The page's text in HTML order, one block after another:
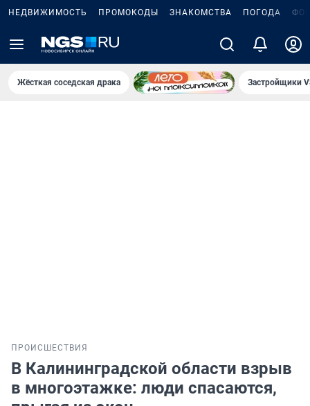
НЕДВИЖИМОСТЬ ПРОМОКОДЫ ЗНАКОМСТВА ПОГОДА
Жёсткая соседская драка Застройщики
ПРОИСШЕСТВИЯ
В Калининградской области взрыв
в многоэтажке: люди спасаются,